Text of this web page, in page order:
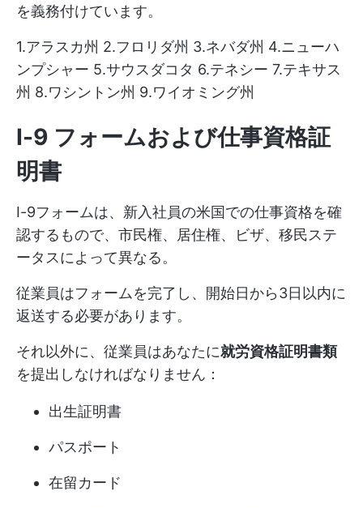
を義務付けています。
1.アラスカ州 2.フロリダ州 3.ネバダ州 4.ニューハ
ンプシャー 5.サウスダコタ 6.テネシー 7.テキサス
州 8.ワシントン州 9.ワイオミング州
I-9 フォームおよび仕事資格証
明書
I-9フォームは、新入社員の米国での仕事資格を確
認するもので、市民権、居住権、ビザ、移民ステ
ータスによって異なる。
従業員はフォームを完了し、開始日から3日以内に
返送する必要があります。
それ以外に、従業員はあなたに就労資格証明書類
を提出しなければなりません：
出生証明書
パスポート
在留カード